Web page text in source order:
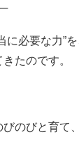
に必要な力”
たのです。
のびと育て、